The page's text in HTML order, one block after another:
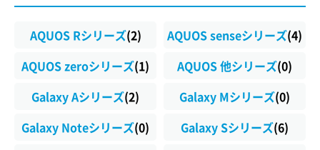
AQUOS Rシリーズ(2) AQUOS senseシリーズ(4)
AQUOS zeroシリーズ(1) AQUOS 他シリーズ(0)
Galaxy Aシリーズ(2) Galaxy Mシリーズ(0)
Galaxy Noteシリーズ(0) Galaxy Sシリーズ(6)